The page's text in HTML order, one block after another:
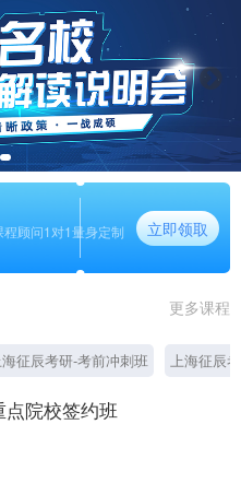
顾问1对1量身定制
立即领取
更多课程
征辰考研-考前冲刺班 上海征辰
点院校签约班